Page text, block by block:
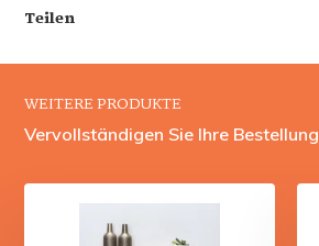
Teilen
WEITERE PRODUKTE
Vervollständigen Sie Ihre Bestellung